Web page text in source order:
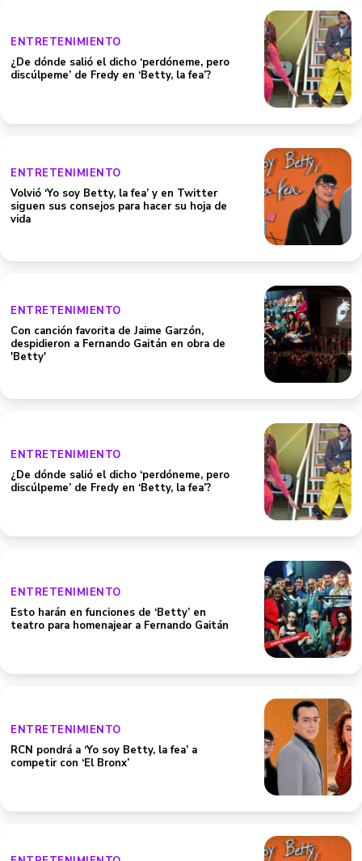
ENTRETENIMIENTO
¿De dónde salió el dicho ‘perdóneme, pero
discúlpeme’ de Fredy en ‘Betty, la fea’?
ENTRETENIMIENTO
Volvió ‘Yo soy Betty, la fea’ y en Twitter
siguen sus consejos para hacer su hoja de
vida
ENTRETENIMIENTO
Con canción favorita de Jaime Garzón,
despidieron a Fernando Gaitán en obra de
'Betty'
ENTRETENIMIENTO
¿De dónde salió el dicho ‘perdóneme, pero
discúlpeme’ de Fredy en ‘Betty, la fea’?
ENTRETENIMIENTO
Esto harán en funciones de ‘Betty’ en
teatro para homenajear a Fernando Gaitán
ENTRETENIMIENTO
RCN pondrá a ‘Yo soy Betty, la fea’ a
competir con ‘El Bronx’